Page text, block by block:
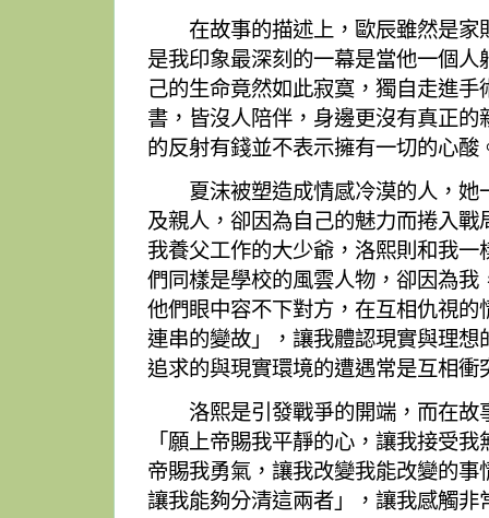
在故事的描述上，歐辰雖然是家
是我印象最深刻的一幕是當他一個
己的生命竟然如此寂寞，獨自走進
書，皆沒人陪伴，身邊更沒有真正
的反射有錢並不表示擁有一切的心酸
夏沫被塑造成情感冷漠的人，她
及親人，卻因為自己的魅力而捲入
我養父工作的大少爺，洛熙則和我
們同樣是學校的風雲人物，卻因為我
他們眼中容不下對方，在互相仇視的
連串的變故」，讓我體認現實與理想
追求的與現實環境的遭遇常是互相衝
洛熙是引發戰爭的開端，而在故
「願上帝賜我平靜的心，讓我接受
帝賜我勇氣，讓我改變我能改變的
讓我能夠分清這兩者」，讓我感觸非